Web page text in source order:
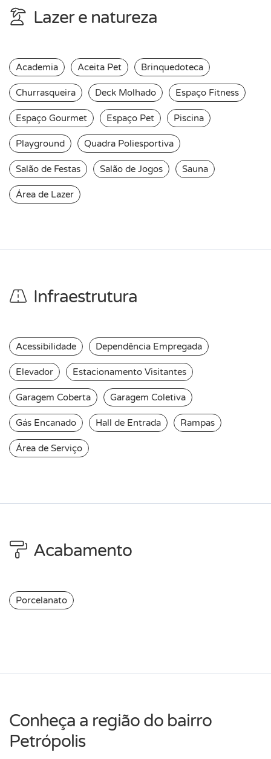
Lazer e natureza
Academia Aceita Pet Brinquedoteca
Churrasqueira Deck Molhado Espaço Fitness
Espaço Gourmet Espaço Pet Piscina
Playground Quadra Poliesportiva
Salão de Festas Salão de Jogos Sauna
Área de Lazer
Infraestrutura
Acessibilidade Dependência Empregada
Elevador Estacionamento Visitantes
Garagem Coberta Garagem Coletiva
Gás Encanado Hall de Entrada Rampas
Área de Serviço
Acabamento
Porcelanato
Conheça a região do bairro
Petrópolis